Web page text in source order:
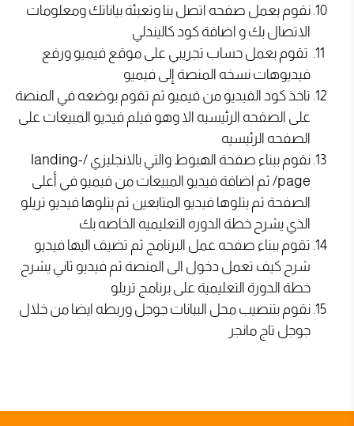
نقوم بعمل صفحه اتصل بنا وتعبئة بياناتك ومعلومات
الاتصال بك و اضافة كود كاليندلي
تقوم بعمل حساب تجريبي على موقع فيميو ورفع
فيديوهات نسخه المنصة إلى فيميو
تاخذ كود الفيديو من فيميو ثم تقوم بوضعه في المنصة
على الصفحه الرئيسيه الا وهو فيلم فيديو المبيعات على
الصفحه الرئيسيه
نقوم ببناء صفحة الهبوط والتي بالانجليزي /landing-
page/ ثم اضافة فيديو المبيعات من فيميو في أعلى
الصفحة ثم يتلوها فيديو المتابعين ثم يتلوها فيديو تريلو
الذي يشرح خطة الدوره التعليميه الخاصه بك
تقوم ببناء صفحه عمل البرنامج ثم تضيف اليها فيديو
شرح كيف تعمل دخول الى المنصة ثم فيديو ثاني يشرح
خطة الدورة التعليمية على برنامج تريلو
نقوم بتنصيب محل البيانات جوجل وربطه ايضا من خلال
جوجل تاج مانجر